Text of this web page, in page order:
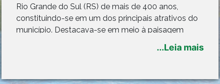
Rio Grande do Sul (RS) de mais de 400 anos,
constituindo-se em um dos principais atrativos do
município. Destacava-se em meio à paisagem
circunferência. Localizava-se na estrada de saída
...Leia mais